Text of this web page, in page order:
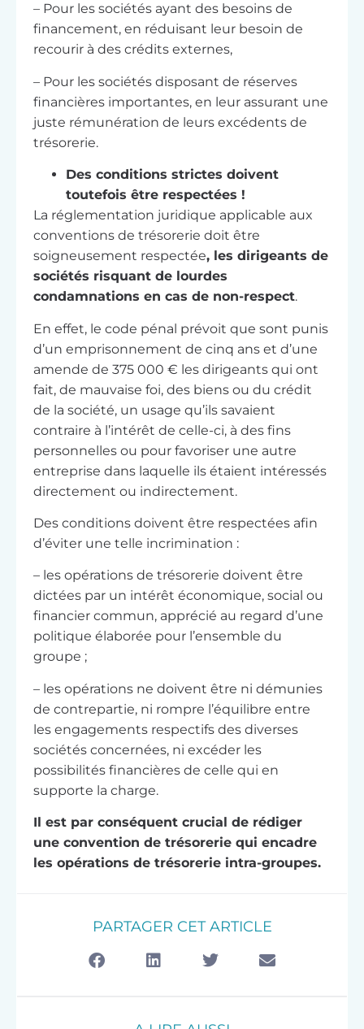
– Pour les sociétés ayant des besoins de
financement, en réduisant leur besoin de
recourir à des crédits externes,
– Pour les sociétés disposant de réserves
financières importantes, en leur assurant une
juste rémunération de leurs excédents de
trésorerie.
Des conditions strictes doivent
toutefois être respectées !
La réglementation juridique applicable aux
conventions de trésorerie doit être
soigneusement respectée, les dirigeants de
sociétés risquant de lourdes
condamnations en cas de non-respect.
En effet, le code pénal prévoit que sont punis
d’un emprisonnement de cinq ans et d’une
amende de 375 000 € les dirigeants qui ont
fait, de mauvaise foi, des biens ou du crédit
de la société, un usage qu’ils savaient
contraire à l’intérêt de celle-ci, à des fins
personnelles ou pour favoriser une autre
entreprise dans laquelle ils étaient intéressés
directement ou indirectement.
Des conditions doivent être respectées afin
d’éviter une telle incrimination :
– les opérations de trésorerie doivent être
dictées par un intérêt économique, social ou
financier commun, apprécié au regard d’une
politique élaborée pour l’ensemble du
groupe ;
– les opérations ne doivent être ni démunies
de contrepartie, ni rompre l’équilibre entre
les engagements respectifs des diverses
sociétés concernées, ni excéder les
possibilités financières de celle qui en
supporte la charge.
Il est par conséquent crucial de rédiger
une convention de trésorerie qui encadre
les opérations de trésorerie intra-groupes.
PARTAGER CET ARTICLE